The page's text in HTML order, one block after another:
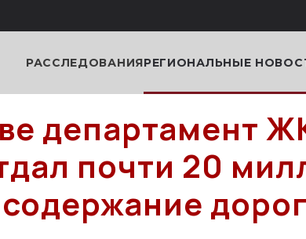
РАССЛЕДОВАНИЯРЕГИОНАЛЬНЫЕ
департамент
почти 20
дорог